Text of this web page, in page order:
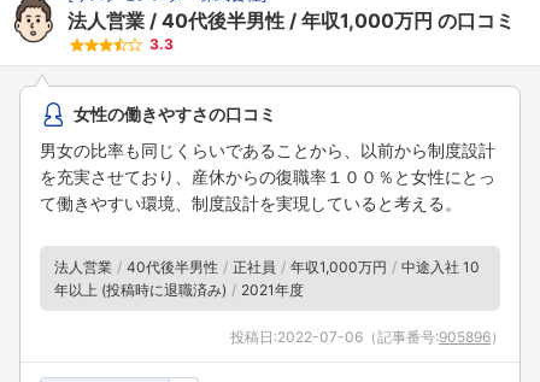
法人営業 40代後半男性 年収1,000万円 の口コミ
3.3
女性の働きやすさの口コミ
男女の比率も同じくらいであることから、以前から制度設計
を充実させており、産休からの復職率１００％と女性にとっ
て働きやすい環境、制度設計を実現していると考える。
法人営業 40代後半男性 正社員 年収1,000万円
中途入社 10
年以上 (投稿時に退職済み)
2021年度
投稿日:2022-07-06 （記事番号:905896）